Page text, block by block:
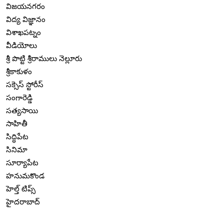
విజయనగరం
విద్య విజ్ఞానం
విశాఖపట్నం
వీడియోలు
శ్రీ పొట్టి శ్రీరాములు నెల్లూరు
శ్రీకాకుళం
సక్సెస్ స్టోరీస్
సంగారెడ్డి
సత్యసాయి
సాహితీ
సిద్ధిపేట
సినిమా
సూర్యాపేట
హనుమకొండ
హెల్త్ టిప్స్
హైదరాబాద్